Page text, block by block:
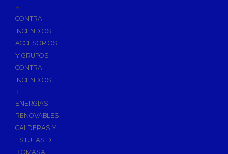
+
CONTRA
INCENDIOS
ACCESORIOS
Y GRUPOS
CONTRA
INCENDIOS
+
ENERGÍAS
RENOVABLES
CALDERAS Y
ESTUFAS DE
BIOMASA